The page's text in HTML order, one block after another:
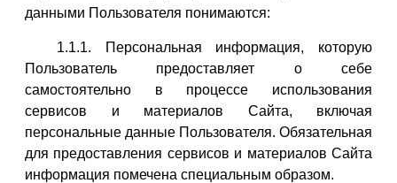
данными Пользователя понимаются:
1.1.1. Персональная информация, которую
Пользователь предоставляет о себе
самостоятельно в процессе использования
сервисов и материалов Сайта, включая
персональные данные Пользователя. Обязательная
для предоставления сервисов и материалов Сайта
информация помечена специальным образом.